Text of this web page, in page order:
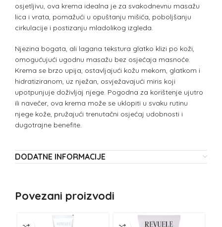
osjetljivu, ova krema idealna je za svakodnevnu masažu
lica i vrata, pomažući u opuštanju mišića, poboljšanju
cirkulacije i postizanju mladolikog izgleda.
Njezina bogata, ali lagana tekstura glatko klizi po koži,
omogućujući ugodnu masažu bez osjećaja masnoće.
Krema se brzo upija, ostavljajući kožu mekom, glatkom i
hidratiziranom, uz nježan, osvježavajući miris koji
upotpunjuje doživljaj njege. Pogodna za korištenje ujutro
ili navečer, ova krema može se uklopiti u svaku rutinu
njege kože, pružajući trenutačni osjećaj udobnosti i
dugotrajne benefite.
DODATNE INFORMACIJE
Povezani proizvodi